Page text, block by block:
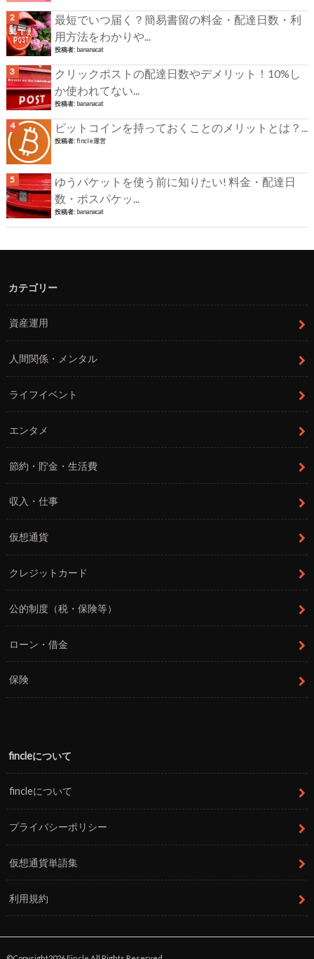
最短でいつ届く？簡易書留の料金・配達日数・利
用方法をわかりや...
投稿者: bananacat
クリックポストの配達日数やデメリット！10%し
か使われてない...
投稿者: bananacat
ビットコインを持っておくことのメリットとは？...
投稿者:fincle運営
ゆうパケットを使う前に知りたい! 料金・配達日
数・ポスパケッ...
投稿者: bananacat
カテゴリー
資産運用
人間関係・メンタル
ライフイベント
エンタメ
節約・貯金・生活費
収入・仕事
仮想通貨
クレジットカード
公的制度（税・保険等）
ローン・借金
保険
fincleについて
fincleについて
プライバシーポリシー
仮想通貨単語集
利用規約